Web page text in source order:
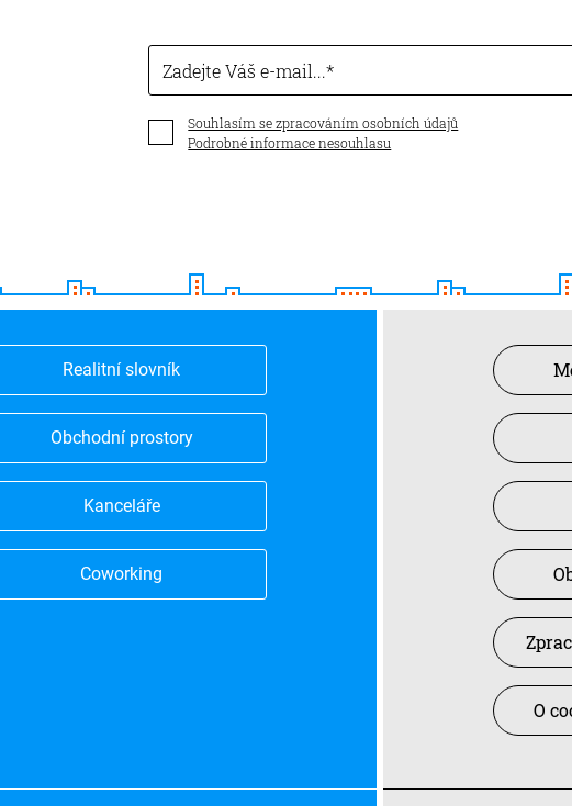
Zadejte Váš e-mail...
Souhlasím se zpracováním osobních údajů
Podrobné informace nesouhlasu
Realitní slovník
Obchodní prostory
Kanceláře
Coworking
O